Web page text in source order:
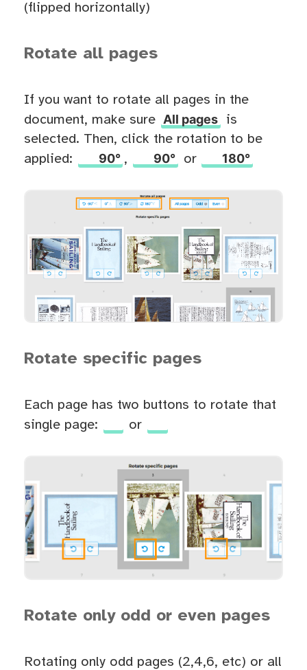
(flipped horizontally)
Rotate all pages
If you want to rotate all pages in the
document, make sure All pages
is
selected. Then, click the rotation to be
applied:
90° , 90° or 180°
Rotate specific pages
Each page has two buttons to rotate that
single page:
or
Rotate only odd or even pages
Rotating only odd pages (2,4,6, etc) or all